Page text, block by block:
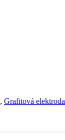
, Grafitová elektroda